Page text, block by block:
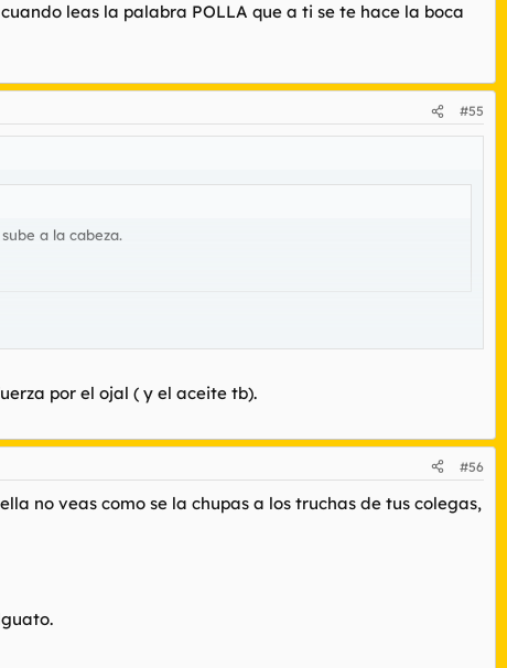
leas la palabra POLLA que a ti se te hace la boca
#55
a la cabeza.
por el ojal ( y el aceite tb).
#56
no veas como se la chupas a los truchas de tus colegas,